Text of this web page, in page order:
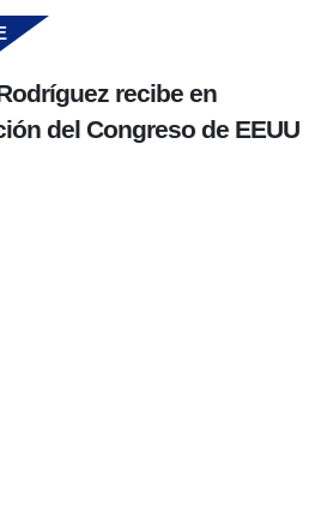
recibe en
del Congreso de EEUU